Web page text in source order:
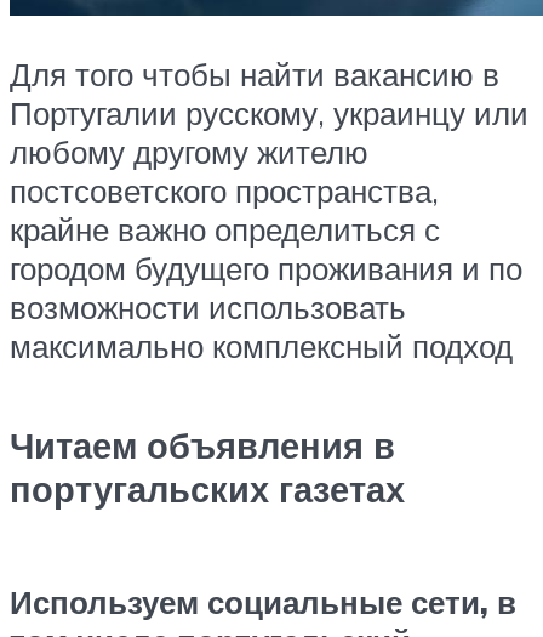
Для того чтобы найти вакансию в
Португалии русскому, украинцу или
любому другому жителю
постсоветского пространства,
крайне важно определиться с
городом будущего проживания и по
возможности использовать
максимально комплексный подход
Читаем объявления в
португальских газетах
Используем социальные сети, в